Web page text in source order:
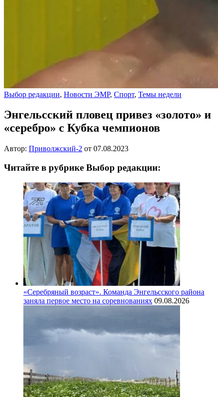
Выбор редакции, Новости ЭМР, Спорт, Темы недели
Энгельсский пловец привез «золото» и
«серебро» с Кубка чемпионов
Автор: Приволжский-2 от 07.08.2023
Читайте в рубрике Выбор редакции:
«Серебряный возраст». Команда Энгельсского района
заняла первое место на соревнованиях 09.08.2026